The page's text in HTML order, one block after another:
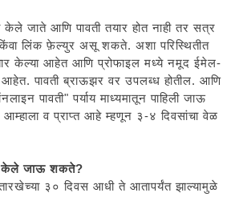
जाते आणि पावती तयार होत नाही तर सत्र
लिंक फ़ेल्युर असू शकते. अशा परिस्थितीत
केल्या आहेत आणि प्रोफाइल मध्ये नमूद ईमेल-
आहेत. पावती ब्राऊझर वर उपलब्ध होतील. आणि
पावती" पर्याय माध्यमातून पाहिली जाऊ
व प्राप्त आहे म्हणून ३-४ दिवसांचा वेळ
केले जाऊ शकते?
३० दिवस आधी ते आतापर्यंत झाल्यामुळे